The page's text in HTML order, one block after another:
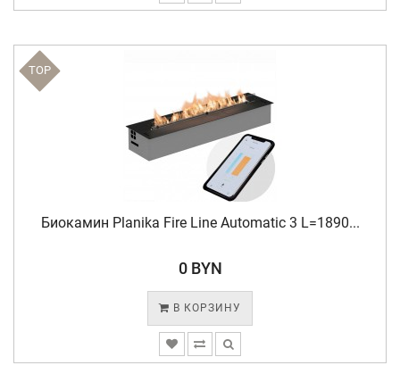
TOP
Биокамин Planika Fire Line Automatic 3 L=1890...
0 BYN
В КОРЗИНУ